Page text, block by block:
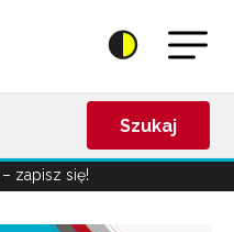
Szukaj
zapisz się!